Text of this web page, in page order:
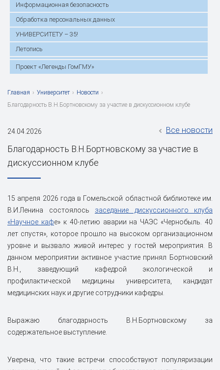
Информационная безопасность
Обработка персональных данных
УНИВЕРСИТЕТУ – 35!
Летопись
Проект «Легенды ГомГМУ»
Главная › Университет › Новости ›
Благодарность В.Н.Бортновскому за участие в дискуссионном клубе
24.04.2026 Все новости
Благодарность В.Н.Бортновскому за участие в
дискуссионном клубе
15 апреля 2026 года в Гомельской областной библиотеке им.
В.И.Ленина состоялось заседание дискуссионного клуба
«Научное кафе» к 40-летию аварии на ЧАЭС «Чернобыль. 40
лет спустя», которое прошло на высоком организационном
уровне и вызвало живой интерес у гостей мероприятия. В
данном мероприятии активное участие принял Бортновский
В.Н., заведующий кафедрой экологической и
профилактической медицины университета, кандидат
медицинских наук и другие сотрудники кафедры.
Выражаю благодарность В.Н.Бортновскому за
содержательное выступление.
Уверена, что такие встречи способствуют популяризации